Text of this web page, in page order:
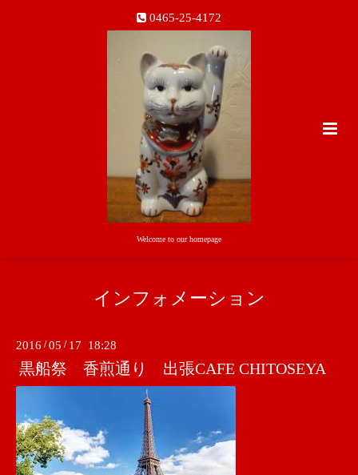
0465-25-4172
Welcome to our homepage
インフォメーション
2016 /05 / 17 18:28
黒船祭 香煎通り 出張CAFE CHITOSEYA